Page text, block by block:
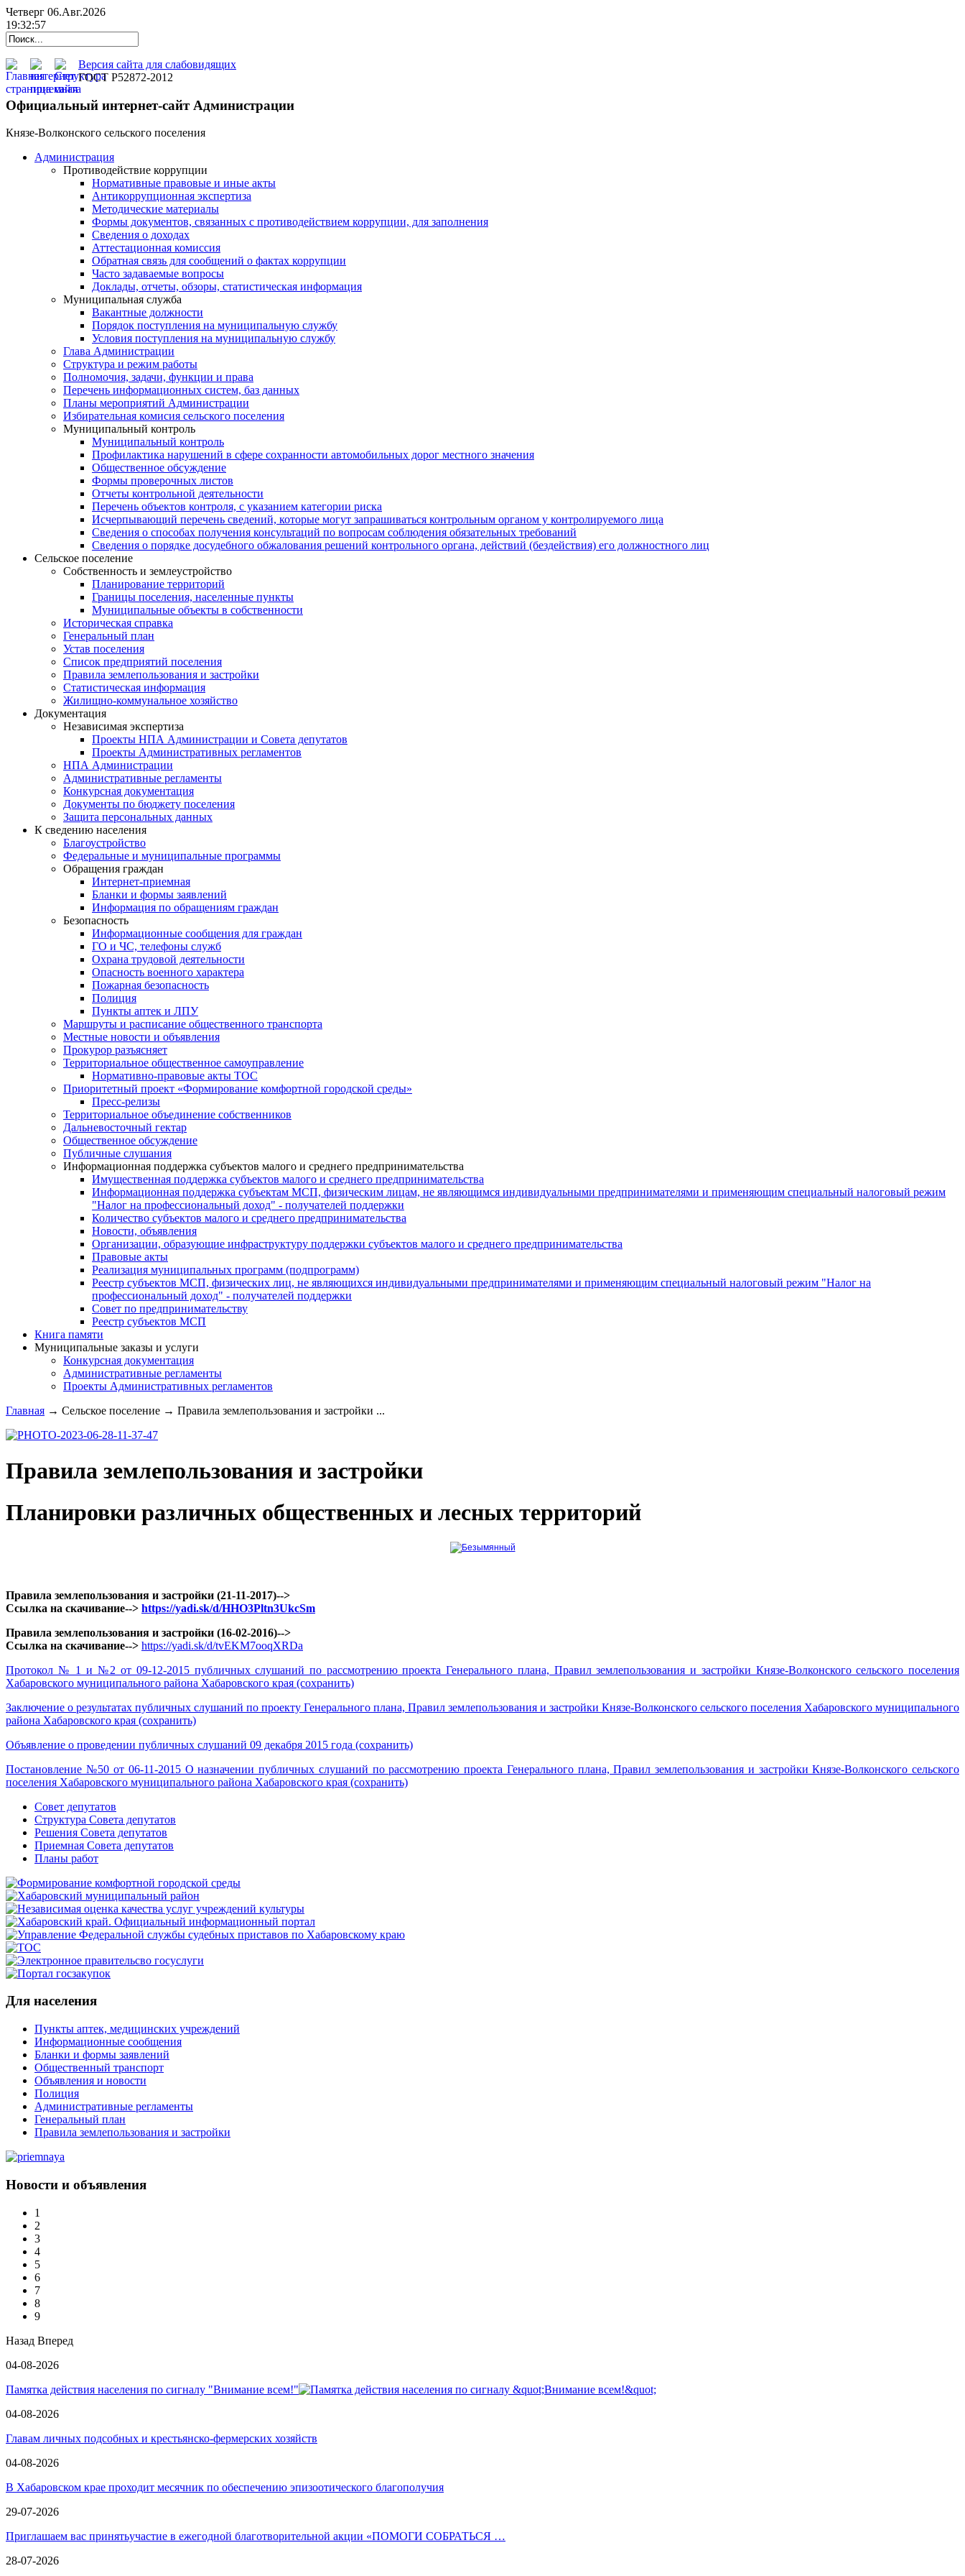
Четверг 06.Авг.2026
19:32:58
Версия сайта для слабовидящих
ГОСТ Р52872-2012
Официальный интернет-сайт Администрации
Князе-Волконского сельского поселения
Администрация
Противодействие коррупции
Нормативные правовые и иные акты
Антикоррупционная экспертиза
Методические материалы
Формы документов, связанных с противодействием коррупции, для заполнения
Сведения о доходах
Аттестационная комиссия
Обратная связь для сообщений о фактах коррупции
Часто задаваемые вопросы
Доклады, отчеты, обзоры, статистическая информация
Муниципальная служба
Вакантные должности
Порядок поступления на муниципальную службу
Условия поступления на муниципальную службу
Глава Администрации
Структура и режим работы
Полномочия, задачи, функции и права
Перечень информационных систем, баз данных
Планы мероприятий Администрации
Избирательная комисия сельского поселения
Муниципальный контроль
Муниципальный контроль
Профилактика нарушений в сфере сохранности автомобильных дорог местного значения
Общественное обсуждение
Формы проверочных листов
Отчеты контрольной деятельности
Перечень объектов контроля, с указанием категории риска
Исчерпывающий перечень сведений, которые могут запрашиваться контрольным органом у контролируемого лица
Сведения о способах получения консультаций по вопросам соблюдения обязательных требований
Сведения о порядке досудебного обжалования решений контрольного органа, действий (бездействия) его должностного лиц
Сельское поселение
Собственность и землеустройство
Планирование территорий
Границы поселения, населенные пункты
Муниципальные объекты в собственности
Историческая справка
Генеральный план
Устав поселения
Список предприятий поселения
Правила землепользования и застройки
Статистическая информация
Жилищно-коммунальное хозяйство
Документация
Независимая экспертиза
Проекты НПА Администрации и Совета депутатов
Проекты Административных регламентов
НПА Администрации
Административные регламенты
Конкурсная документация
Документы по бюджету поселения
Защита персональных данных
К сведению населения
Благоустройство
Федеральные и муниципальные программы
Обращения граждан
Интернет-приемная
Бланки и формы заявлений
Информация по обращениям граждан
Безопасность
Информационные сообщения для граждан
ГО и ЧС, телефоны служб
Охрана трудовой деятельности
Опасность военного характера
Пожарная безопасность
Полиция
Пункты аптек и ЛПУ
Маршруты и расписание общественного транспорта
Местные новости и объявления
Прокурор разъясняет
Территориальное общественное самоуправление
Нормативно-правовые акты ТОС
Приоритетный проект «Формирование комфортной городской среды»
Пресс-релизы
Территориальное объединение собственников
Дальневосточный гектар
Общественное обсуждение
Публичные слушания
Информационная поддержка субъектов малого и среднего предпринимательства
Имущественная поддержка субъектов малого и среднего предпринимательства
Информационная поддержка субъектам МСП, физическим лицам, не являющимся индивидуальными предпринимателями и применяющим специальный налоговый режим
"Налог на профессиональный доход" - получателей поддержки
Количество субъектов малого и среднего предпринимательства
Новости, объявления
Организации, образующие инфраструктуру поддержки субъектов малого и среднего предпринимательства
Правовые акты
Реализация муниципальных программ (подпрограмм)
Реестр субъектов МСП, физических лиц, не являющихся индивидуальными предпринимателями и применяющим специальный налоговый режим "Налог на
профессиональный доход" - получателей поддержки
Совет по предпринимательству
Реестр субъектов МСП
Книга памяти
Муниципальные заказы и услуги
Конкурсная документация
Административные регламенты
Проекты Административных регламентов
Главная → Сельское поселение → Правила землепользования и застройки ...
Правила землепользования и застройки
Планировки различных общественных и лесных территорий
Правила землепользования и застройки (21-11-2017)-->
Ссылка на скачивание--> https://yadi.sk/d/HHO3Pltn3UkcSm
Правила землепользования и застройки (16-02-2016)-->
Ссылка на скачивание--> https://yadi.sk/d/tvEKM7ooqXRDa
Протокол № 1 и №2 от 09-12-2015 публичных слушаний по рассмотрению проекта Генерального плана, Правил землепользования и застройки Князе-Волконского сельского поселения
Хабаровского муниципального района Хабаровского края (сохранить)
Заключение о результатах публичных слушаний по проекту Генерального плана, Правил землепользования и застройки Князе-Волконского сельского поселения Хабаровского муниципального
района Хабаровского края (сохранить)
Объявление о проведении публичных слушаний 09 декабря 2015 года (сохранить)
Постановление №50 от 06-11-2015 О назначении публичных слушаний по рассмотрению проекта Генерального плана, Правил землепользования и застройки Князе-Волконского сельского
поселения Хабаровского муниципального района Хабаровского края (сохранить)
Совет депутатов
Структура Совета депутатов
Решения Совета депутатов
Приемная Совета депутатов
Планы работ
Для населения
Пункты аптек, медицинских учреждений
Информационные сообщения
Бланки и формы заявлений
Общественный транспорт
Объявления и новости
Полиция
Административные регламенты
Генеральный план
Правила землепользования и застройки
Новости и объявления
1
2
3
4
5
6
7
8
9
Назад Вперед
04-08-2026
Памятка действия населения по сигналу "Внимание всем!"
04-08-2026
Главам личных подсобных и крестьянско-фермерских хозяйств
04-08-2026
В Хабаровском крае проходит месячник по обеспечению эпизоотического благополучия
29-07-2026
Приглашаем вас принятьучастие в ежегодной благотворительной акции «ПОМОГИ СОБРАТЬСЯ …
28-07-2026